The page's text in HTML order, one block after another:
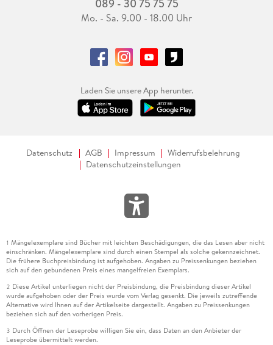
089 - 30 75 75 75
Mo. - Sa. 9.00 - 18.00 Uhr
Laden Sie unsere App herunter.
Datenschutz AGB Impressum
Widerrufsbelehrung
Datenschutzeinstellungen
1 Mängelexemplare sind Bücher mit leichten Beschädigungen, die das Lesen aber nicht
einschränken. Mängelexemplare sind durch einen Stempel als solche gekennzeichnet.
Die frühere Buchpreisbindung ist aufgehoben. Angaben zu Preissenkungen beziehen
sich auf den gebundenen Preis eines mangelfreien Exemplars.
2 Diese Artikel unterliegen nicht der Preisbindung, die Preisbindung dieser Artikel
wurde aufgehoben oder der Preis wurde vom Verlag gesenkt. Die jeweils zutreffende
Alternative wird Ihnen auf der Artikelseite dargestellt. Angaben zu Preissenkungen
beziehen sich auf den vorherigen Preis.
3 Durch Öffnen der Leseprobe willigen Sie ein, dass Daten an den Anbieter der
Leseprobe übermittelt werden.